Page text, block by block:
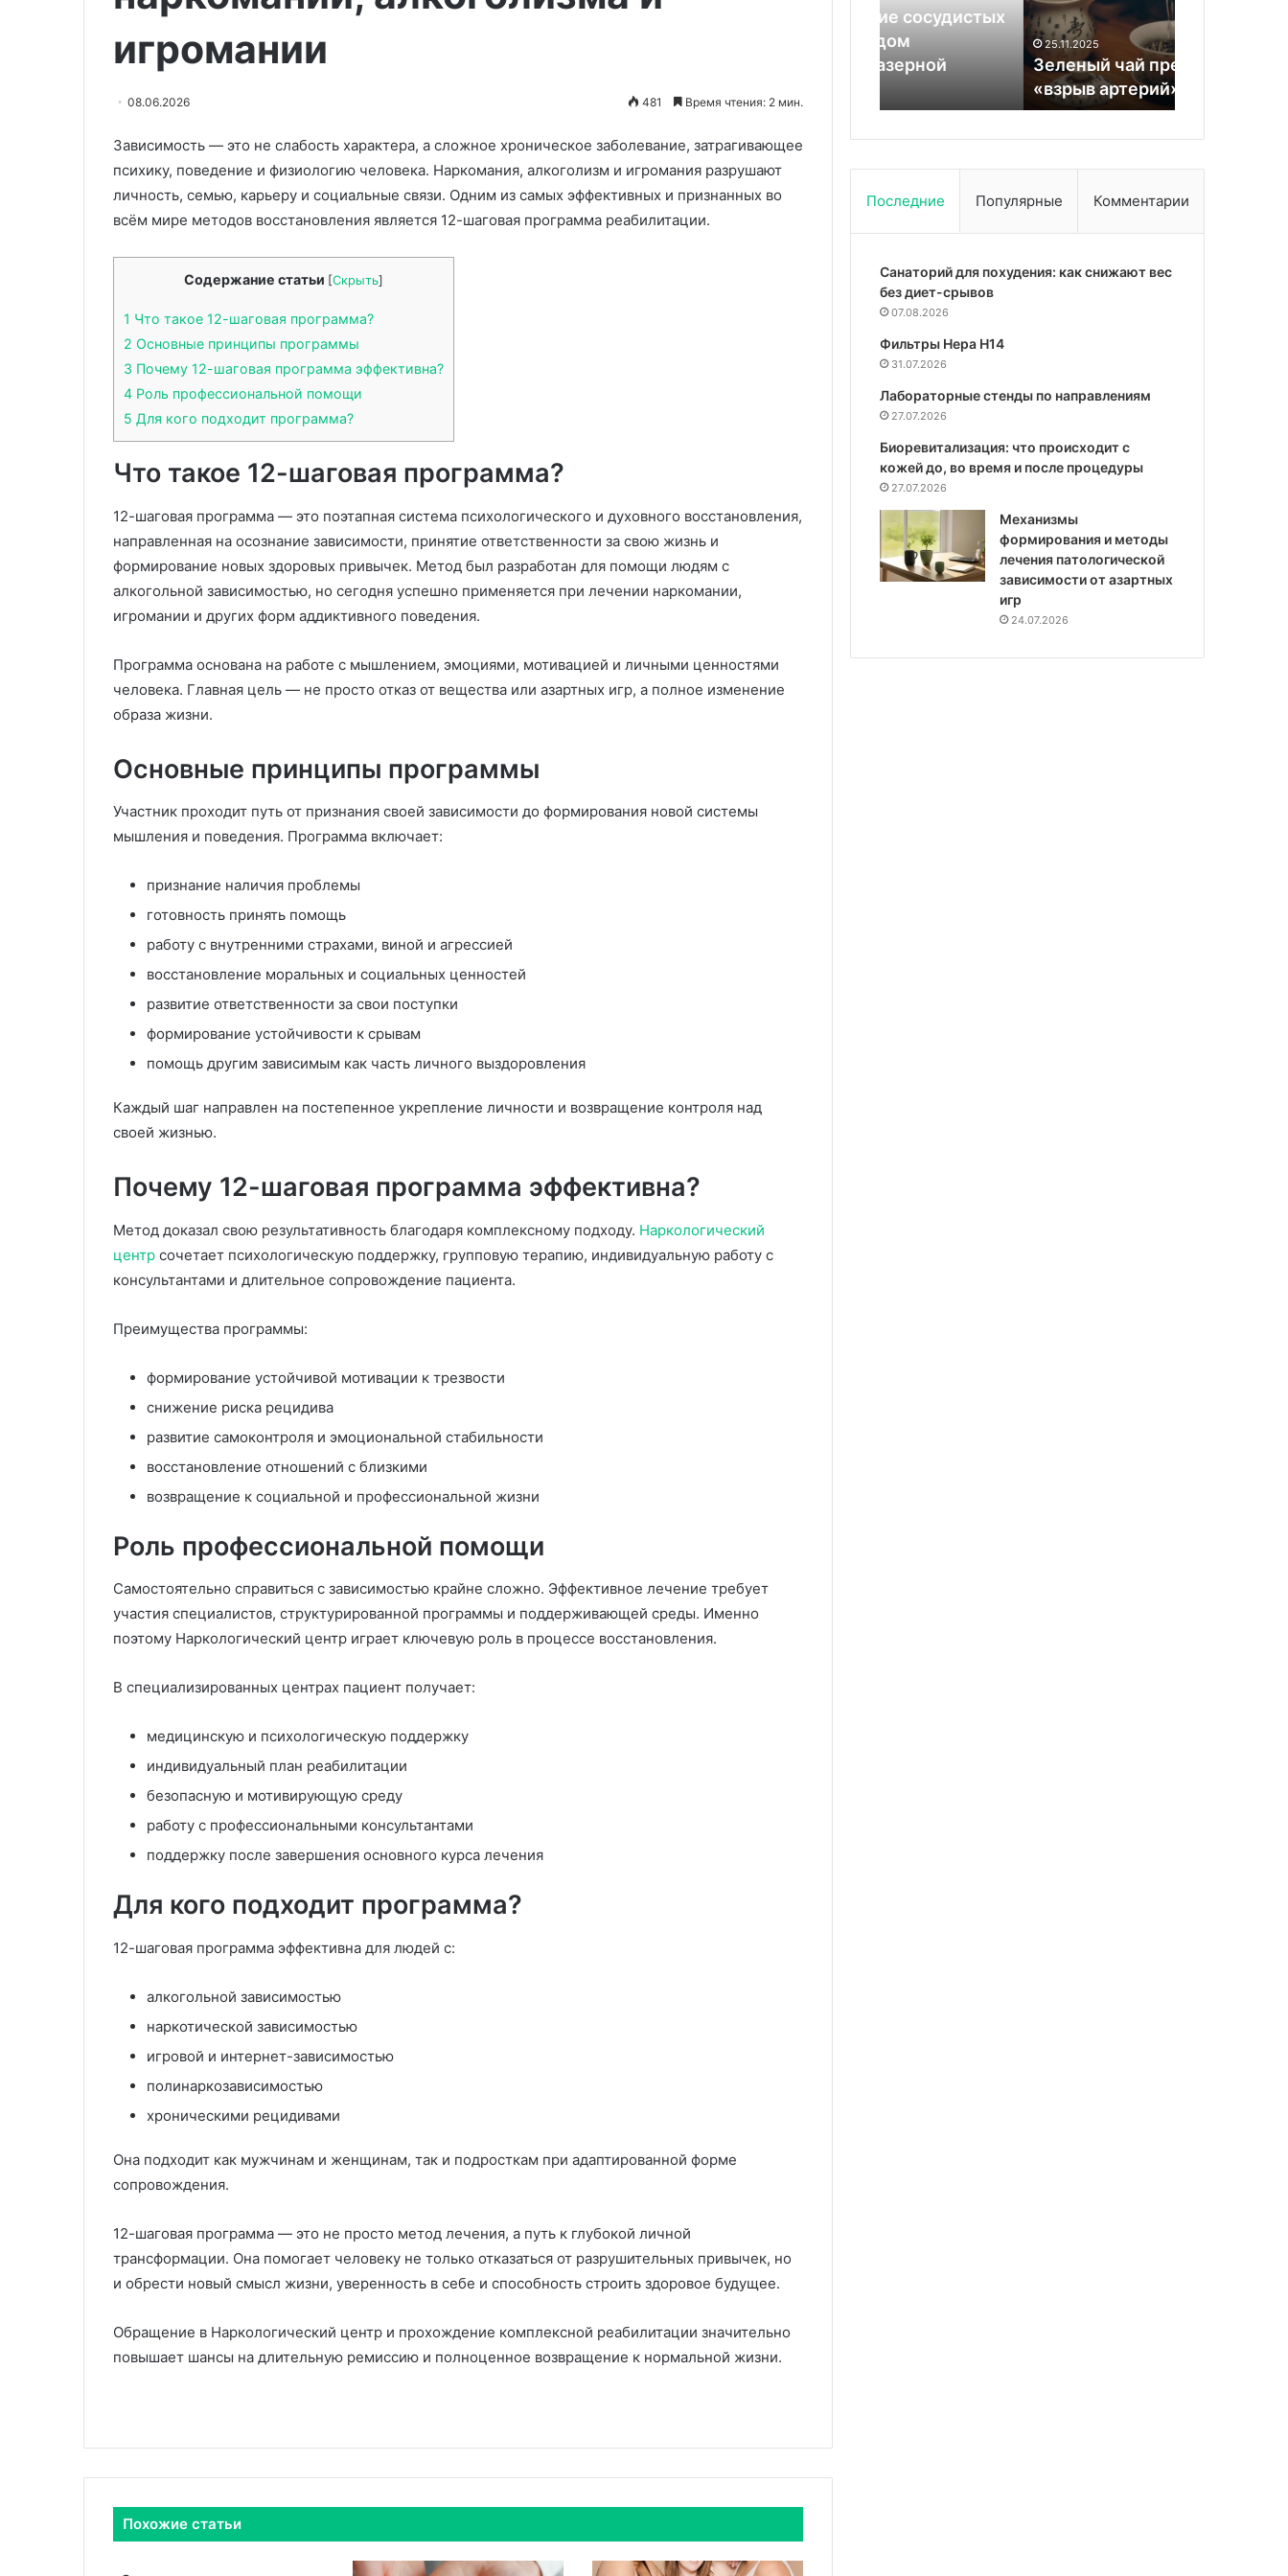
игромании
08.06.2026 481 Время чтения: 2 мин.
Зависимость — это не слабость характера, а сложное хроническое заболевание, затрагивающее
психику, поведение и физиологию человека. Наркомания, алкоголизм и игромания разрушают
личность, семью, карьеру и социальные связи. Одним из самых эффективных и признанных во
всём мире методов восстановления является 12-шаговая программа реабилитации.
Содержание статьи [Скрыть]
1 Что такое 12-шаговая программа?
2 Основные принципы программы
3 Почему 12-шаговая программа эффективна?
4 Роль профессиональной помощи
5 Для кого подходит программа?
Что такое 12-шаговая программа?
12-шаговая программа — это поэтапная система психологического и духовного восстановления,
направленная на осознание зависимости, принятие ответственности за свою жизнь и
формирование новых здоровых привычек. Метод был разработан для помощи людям с
алкогольной зависимостью, но сегодня успешно применяется при лечении наркомании,
игромании и других форм аддиктивного поведения.
Программа основана на работе с мышлением, эмоциями, мотивацией и личными ценностями
человека. Главная цель — не просто отказ от вещества или азартных игр, а полное изменение
образа жизни.
Основные принципы программы
Участник проходит путь от признания своей зависимости до формирования новой системы
мышления и поведения. Программа включает:
признание наличия проблемы
готовность принять помощь
работу с внутренними страхами, виной и агрессией
восстановление моральных и социальных ценностей
развитие ответственности за свои поступки
формирование устойчивости к срывам
помощь другим зависимым как часть личного выздоровления
Каждый шаг направлен на постепенное укрепление личности и возвращение контроля над
своей жизнью.
Почему 12-шаговая программа эффективна?
Метод доказал свою результативность благодаря комплексному подходу. Наркологический
центр сочетает психологическую поддержку, групповую терапию, индивидуальную работу с
консультантами и длительное сопровождение пациента.
Преимущества программы:
формирование устойчивой мотивации к трезвости
снижение риска рецидива
развитие самоконтроля и эмоциональной стабильности
восстановление отношений с близкими
возвращение к социальной и профессиональной жизни
Роль профессиональной помощи
Самостоятельно справиться с зависимостью крайне сложно. Эффективное лечение требует
участия специалистов, структурированной программы и поддерживающей среды. Именно
поэтому Наркологический центр играет ключевую роль в процессе восстановления.
В специализированных центрах пациент получает:
медицинскую и психологическую поддержку
индивидуальный план реабилитации
безопасную и мотивирующую среду
работу с профессиональными консультантами
поддержку после завершения основного курса лечения
Для кого подходит программа?
12-шаговая программа эффективна для людей с:
алкогольной зависимостью
наркотической зависимостью
игровой и интернет-зависимостью
полинаркозависимостью
хроническими рецидивами
Она подходит как мужчинам и женщинам, так и подросткам при адаптированной форме
сопровождения.
12-шаговая программа — это не просто метод лечения, а путь к глубокой личной
трансформации. Она помогает человеку не только отказаться от разрушительных привычек, но
и обрести новый смысл жизни, уверенность в себе и способность строить здоровое будущее.
Обращение в Наркологический центр и прохождение комплексной реабилитации значительно
повышает шансы на длительную ремиссию и полноценное возвращение к нормальной жизни.
Похожие статьи
Технологии передачи энергии
и типы современных
к
и
01.08.2024
Врач Дроздова: хроническое
недосыпание ведет к
эндовенозной
25.11.2025
Зеленый чай предотвращает
«взрыв артерий»
риск
тромбов
и
улучшают
Последние Популярные Комментарии
Санаторий для похудения: как снижают вес
без диет-срывов
07.08.2026
Фильтры Hepa Н14
31.07.2026
Лабораторные стенды по направлениям
27.07.2026
Биоревитализация: что происходит с
кожей до, во время и после процедуры
27.07.2026
Механизмы
формирования и методы
лечения патологической
зависимости от азартных
игр
24.07.2026